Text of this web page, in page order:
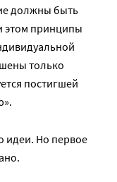
должны быть
этом принципы
только
постигшей
идеи. Но первое